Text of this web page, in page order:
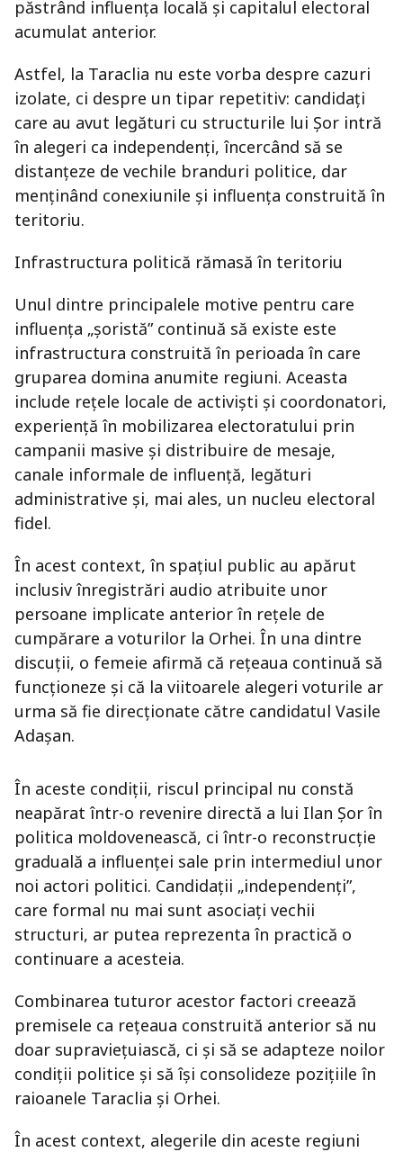
păstrând influența locală și capitalul electoral
acumulat anterior.
Astfel, la Taraclia nu este vorba despre cazuri
izolate, ci despre un tipar repetitiv: candidați
care au avut legături cu structurile lui Șor intră
în alegeri ca independenți, încercând să se
distanțeze de vechile branduri politice, dar
menținând conexiunile și influența construită în
teritoriu.
Infrastructura politică rămasă în teritoriu
Unul dintre principalele motive pentru care
influența „șoristă” continuă să existe este
infrastructura construită în perioada în care
gruparea domina anumite regiuni. Aceasta
include rețele locale de activiști și coordonatori,
experiență în mobilizarea electoratului prin
campanii masive și distribuire de mesaje,
canale informale de influență, legături
administrative și, mai ales, un nucleu electoral
fidel.
În acest context, în spațiul public au apărut
inclusiv înregistrări audio atribuite unor
persoane implicate anterior în rețele de
cumpărare a voturilor la Orhei. În una dintre
discuții, o femeie afirmă că rețeaua continuă să
funcționeze și că la viitoarele alegeri voturile ar
urma să fie direcționate către candidatul Vasile
Adașan.
În aceste condiții, riscul principal nu constă
neapărat într-o revenire directă a lui Ilan Șor în
politica moldovenească, ci într-o reconstrucție
graduală a influenței sale prin intermediul unor
noi actori politici. Candidații „independenți”,
care formal nu mai sunt asociați vechii
structuri, ar putea reprezenta în practică o
continuare a acesteia.
Combinarea tuturor acestor factori creează
premisele ca rețeaua construită anterior să nu
doar supraviețuiască, ci și să se adapteze noilor
condiții politice și să își consolideze pozițiile în
raioanele Taraclia și Orhei.
În acest context, alegerile din aceste regiuni